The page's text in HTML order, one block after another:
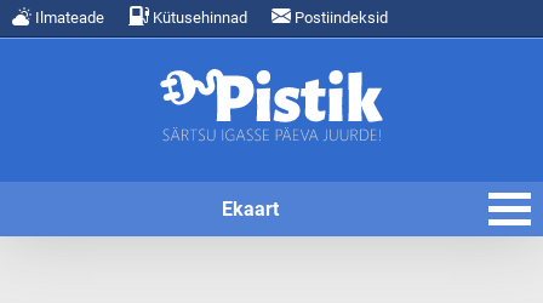
Ilmateade Kütusehinnad Postiindeksid
Ekaart